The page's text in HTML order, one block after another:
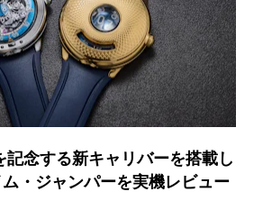
記念する新キャリバーを搭載し
・ジャンパーを実機レビュー